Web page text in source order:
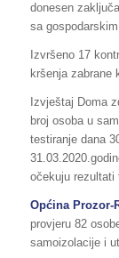
donesen
sa
Izvršeno 17
kršenja zabrane
Izvještaj Doma
broj osoba u
testiranje dana
očekuju rezultati
Općina Prozor-
provjeru 82
samoizolacije i